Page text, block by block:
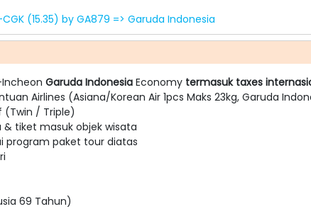
CGK (15.35) by GA879 => Garuda Indonesia
Garuda Indonesia Economy termasuk taxes
Airlines (Asiana/Korean Air 1pcs Maks 23kg, Garuda
(Twin / Triple)
& tiket masuk objek wisata
program paket tour diatas
69 Tahun)